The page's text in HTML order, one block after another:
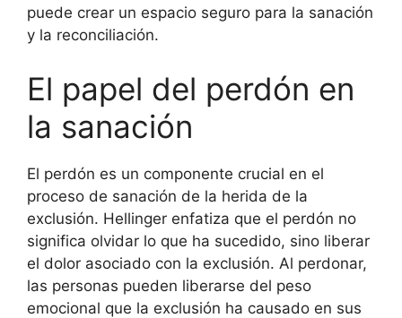
puede crear un espacio seguro para la sanación
y la reconciliación.
El papel del perdón en
la sanación
El perdón es un componente crucial en el
proceso de sanación de la herida de la
exclusión. Hellinger enfatiza que el perdón no
significa olvidar lo que ha sucedido, sino liberar
el dolor asociado con la exclusión. Al perdonar,
las personas pueden liberarse del peso
emocional que la exclusión ha causado en sus